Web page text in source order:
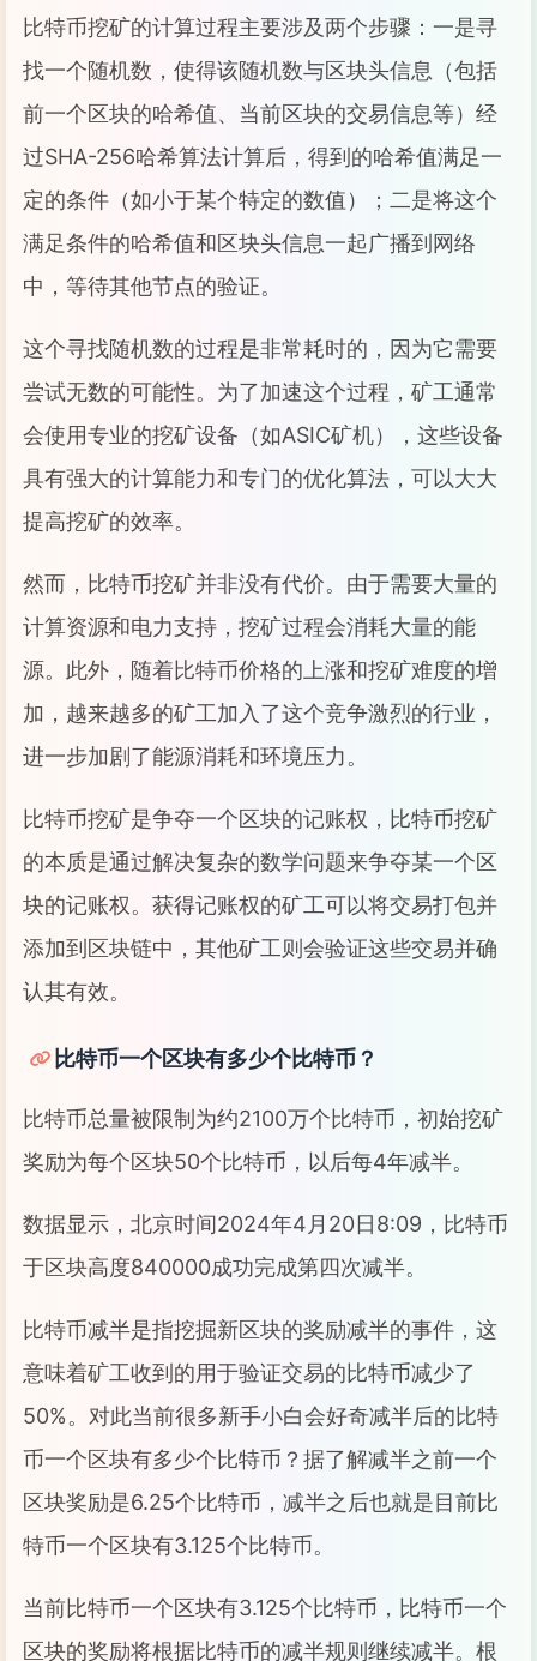
比特币挖矿的计算过程主要涉及两个步骤：一是寻
找一个随机数，使得该随机数与区块头信息（包括
前一个区块的哈希值、当前区块的交易信息等）经
过SHA-256哈希算法计算后，得到的哈希值满足一
定的条件（如小于某个特定的数值）；二是将这个
满足条件的哈希值和区块头信息一起广播到网络
中，等待其他节点的验证。
这个寻找随机数的过程是非常耗时的，因为它需要
尝试无数的可能性。为了加速这个过程，矿工通常
会使用专业的挖矿设备（如ASIC矿机），这些设备
具有强大的计算能力和专门的优化算法，可以大大
提高挖矿的效率。
然而，比特币挖矿并非没有代价。由于需要大量的
计算资源和电力支持，挖矿过程会消耗大量的能
源。此外，随着比特币价格的上涨和挖矿难度的增
加，越来越多的矿工加入了这个竞争激烈的行业，
进一步加剧了能源消耗和环境压力。
比特币挖矿是争夺一个区块的记账权，比特币挖矿
的本质是通过解决复杂的数学问题来争夺某一个区
块的记账权。获得记账权的矿工可以将交易打包并
添加到区块链中，其他矿工则会验证这些交易并确
认其有效。
比特币一个区块有多少个比特币？
比特币总量被限制为约2100万个比特币，初始挖矿
奖励为每个区块50个比特币，以后每4年减半。
数据显示，北京时间2024年4月20日8:09，比特币
于区块高度840000成功完成第四次减半。
比特币减半是指挖掘新区块的奖励减半的事件，这
意味着矿工收到的用于验证交易的比特币减少了
50%。对此当前很多新手小白会好奇减半后的比特
币一个区块有多少个比特币？据了解减半之前一个
区块奖励是6.25个比特币，减半之后也就是目前比
特币一个区块有3.125个比特币。
当前比特币一个区块有3.125个比特币，比特币一个
区块的奖励将根据比特币的减半规则继续减半。根